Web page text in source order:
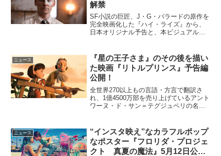
解禁
SF小説の巨匠、J・G・バラードの原作を
完全映画化した『ハイ・ライズ』から、
日本オリジナル予告と、本ビジュアルが
家ロイヤルによって設計された高層マン
ション(＝ハイ・ライ...
ニュース
『星の王子さま』のその後を描い
た映画『リトルプリンス』予告編
公開！
全世界270以上もの言語・方言で翻訳さ
れ、1億4500万部を売り上げているアント
ワーヌ・ド・サン＝テグジュペリの名作
予告編が公開された。(c) 2015 LPPTV ...
ニュース
“インスタ映え”なカラフルポップ
なポスター『フロリダ・プロジェ
クト 真夏の魔法』5月12日公